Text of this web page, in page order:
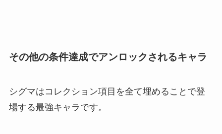
その他の条件達成でアンロックされるキャラ
シグマはコレクション項目を全て埋めることで登
場する最強キャラ です。